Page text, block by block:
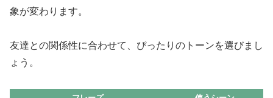
象が変わります。
友達との関係性に合わせて、ぴったりのトーンを選びまし
ょう。